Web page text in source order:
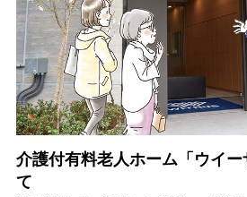
介護付有料老人ホーム「ウイ
て